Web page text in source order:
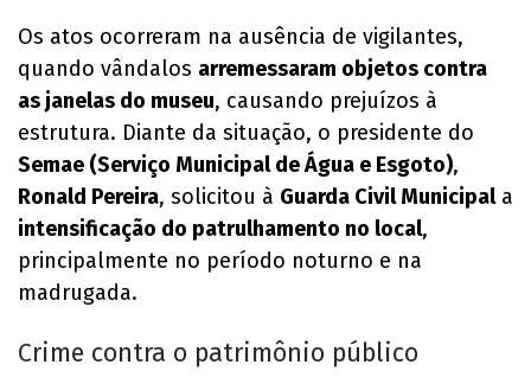
Os atos ocorreram na ausência de vigilantes,
quando vândalos arremessaram objetos contra
as janelas do museu, causando prejuízos à
estrutura. Diante da situação, o presidente do
Semae (Serviço Municipal de Água e Esgoto),
Ronald Pereira, solicitou à Guarda Civil Municipala
intensificação do patrulhamento no local,
principalmente no período noturno e na
madrugada.
Crime contra o patrimônio público